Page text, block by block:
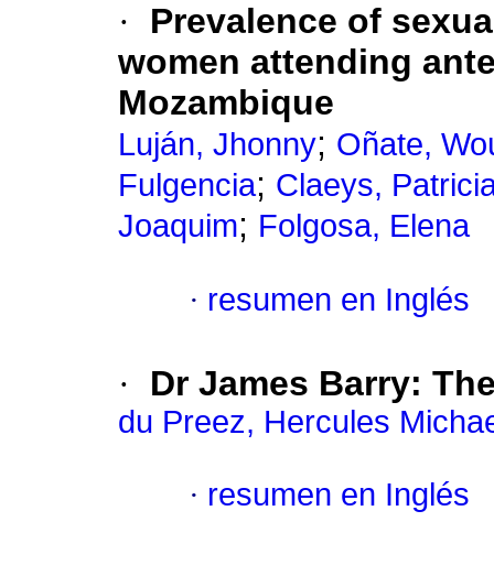
·
Prevalence of
women attending
Mozambique
Luján, Jhonny; Oñate,
Fulgencia; Claeys,
Joaquim; Folgosa, Elena
· resumen en Inglés
· Dr James Barry:
du Preez, Hercules
· resumen en Inglés